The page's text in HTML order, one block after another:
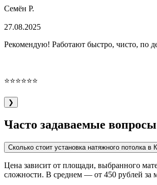
Семён Р.
27.08.2025
Рекомендую! Работают быстро, чисто, по
⭐⭐⭐⭐⭐⭐
❯
Часто задаваемые вопросы
Сколько стоит установка натяжного потолка в
Цена зависит от площади, выбранного
сложности. В среднем — от 450 рублей за